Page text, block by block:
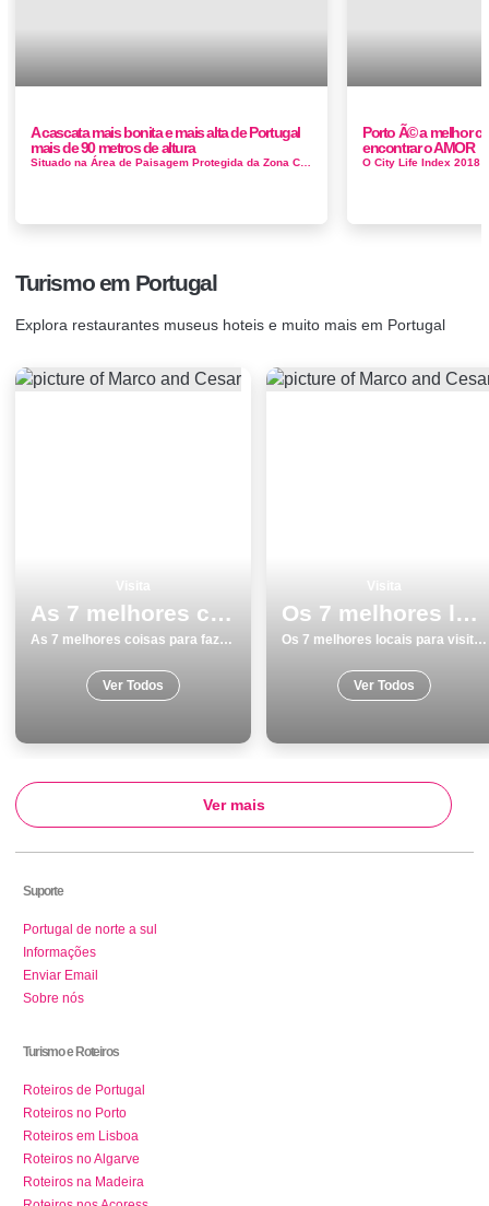
A cascata mais bonita e mais alta de Portugal
mais de 90 metros de altura
Situado na Área de Paisagem Protegida da Zona Central e Falésias da Costa Oeste, o Poço do Bacalhau apresenta-se como uma cascata...
Porto Ã© a melhor
encontrar o AMOR
Turismo em Portugal
Explora restaurantes museus hoteis e muito mais em Portugal
As 7 melhores coisas para fazer e visitar em Beja
As 7 melhores coisas para fazer e visitar em Beja
Ver Todos
Os 7 melhores locais para visitar em Viseu
Os 7 melhores locais para visitar em Viseu
Ver Todos
Ver mais
Suporte
Portugal de norte a sul
Informações
Enviar Email
Sobre nós
Turismo e Roteiros
Roteiros de Portugal
Roteiros no Porto
Roteiros em Lisboa
Roteiros no Algarve
Roteiros na Madeira